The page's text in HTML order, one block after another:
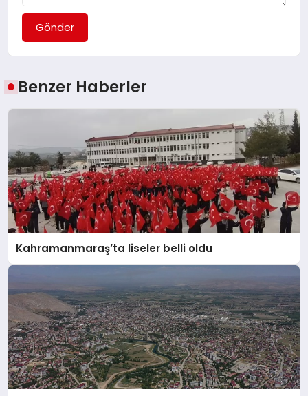
Gönder
Benzer Haberler
Kahramanmaraş’ta liseler belli oldu